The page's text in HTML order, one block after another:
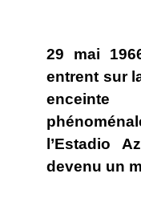
29 mai
entrent sur
l’Estadio
devenu un